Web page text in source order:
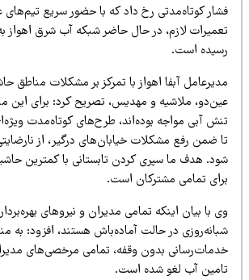
کوتاه‌مدتی رخ داد که با حضور سریع تیم‌های
لازم، در حال حاضر شبکه آب شرق اهواز به
است.
آبفا اهواز با تمرکز بر مشکلات مناطق
ملاشیه و مهدیس، تصریح کرد: برای این مناطق
آبی مواجه بوده‌اند، طرح‌های کوتاه‌مدت ویژه‌ای در
ضمن رفع مشکلات خیابان‌های درگیر، از نارضایتی
هدف ما سپری کردن تابستانی با کمترین حاشیه و
تمامی مشترکان است.
با بیان اینکه تمامی مدیران و نیروهای بهره‌برداری
در حالت آماده‌باش هستند، افزود: به منظور
بدون وقفه، تمامی مرخصی‌های مدیران
آب لغو شده است.